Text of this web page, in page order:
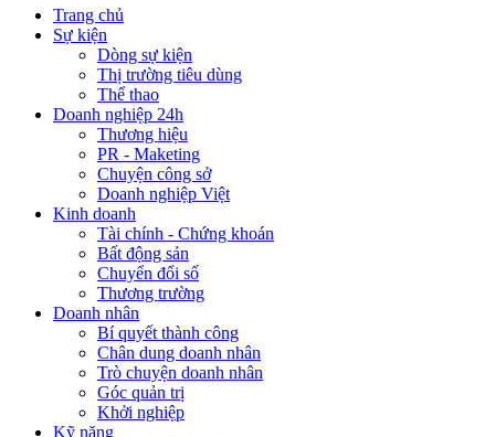
Trang chủ
Sự kiện
Dòng sự kiện
Thị trường tiêu dùng
Thể thao
Doanh nghiệp 24h
Thương hiệu
PR - Maketing
Chuyện công sở
Doanh nghiệp Việt
Kinh doanh
Tài chính - Chứng khoán
Bất động sản
Chuyển đổi số
Thương trường
Doanh nhân
Bí quyết thành công
Chân dung doanh nhân
Trò chuyện doanh nhân
Góc quản trị
Khởi nghiệp
Kỹ năng